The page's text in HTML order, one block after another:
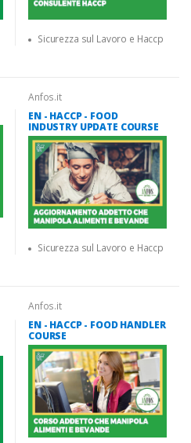
Sicurezza sul Lavoro e Haccp
Anfos.it
EN - HACCP - FOOD
INDUSTRY UPDATE COURSE
Sicurezza sul Lavoro e Haccp
Anfos.it
EN - HACCP - FOOD HANDLER
COURSE